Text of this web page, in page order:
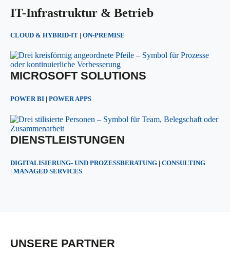
IT-Infrastruktur & Betrieb
CLOUD & HYBRID-IT | ON-PREMISE
MICROSOFT SOLUTIONS
POWER BI | POWER APPS
DIENSTLEISTUNGEN
DIGITALISIERUNG- UND PROZESSBERATUNG | CONSULTING
| MANAGED SERVICES
UNSERE PARTNER